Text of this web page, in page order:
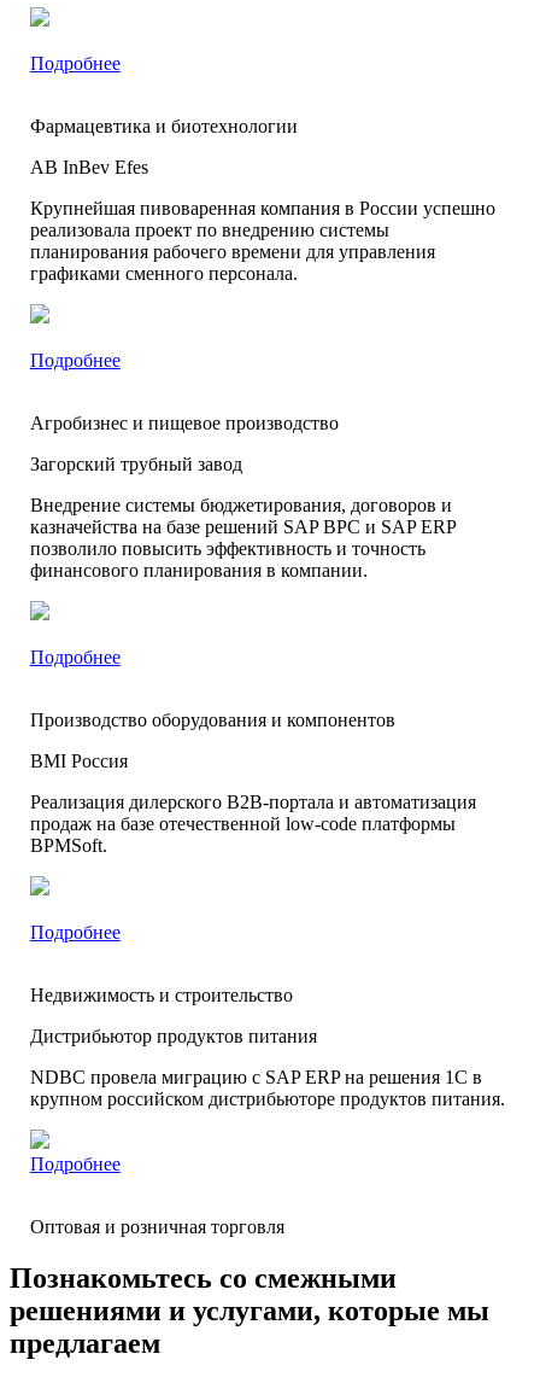
Подробнее
Фармацевтика и биотехнологии
AB InBev Efes
Крупнейшая пивоваренная компания в России успешно
реализовала проект по внедрению системы
планирования рабочего времени для управления
графиками сменного персонала.
Подробнее
Агробизнес и пищевое производство
Загорский трубный завод
Внедрение системы бюджетирования, договоров и
казначейства на базе решений SAP BPC и SAP ERP
позволило повысить эффективность и точность
финансового планирования в компании.
Подробнее
Производство оборудования и компонентов
BMI Россия
Реализация дилерского B2B-портала и автоматизация
продаж на базе отечественной low-code платформы
BPMSoft.
Подробнее
Недвижимость и строительство
Дистрибьютор продуктов питания
NDBC провела миграцию с SAP ERP на решения 1С в
крупном российском дистрибьюторе продуктов питания.
Подробнее
Оптовая и розничная торговля
Познакомьтесь со смежными
решениями и услугами, которые мы
предлагаем